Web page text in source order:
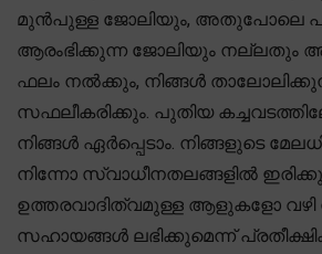
മുൻപുള്ള ജോലിയും, അതുപോലെ
ആരംഭിക്കുന്ന ജോലിയും നല്ലതും
ഫലം നൽക്കും, നിങ്ങൾ
സഫലീകരിക്കും. പുതിയ
നിങ്ങൾ ഏർപ്പെടാം. നിങ്ങളുടെ
നിന്നോ സ്വാധീനതലങ്ങളിൽ
ഉത്തരവാദിത്വമുള്ള ആളുകളോ വഴി
സഹായങ്ങൾ ലഭിക്കുമെന്ന്